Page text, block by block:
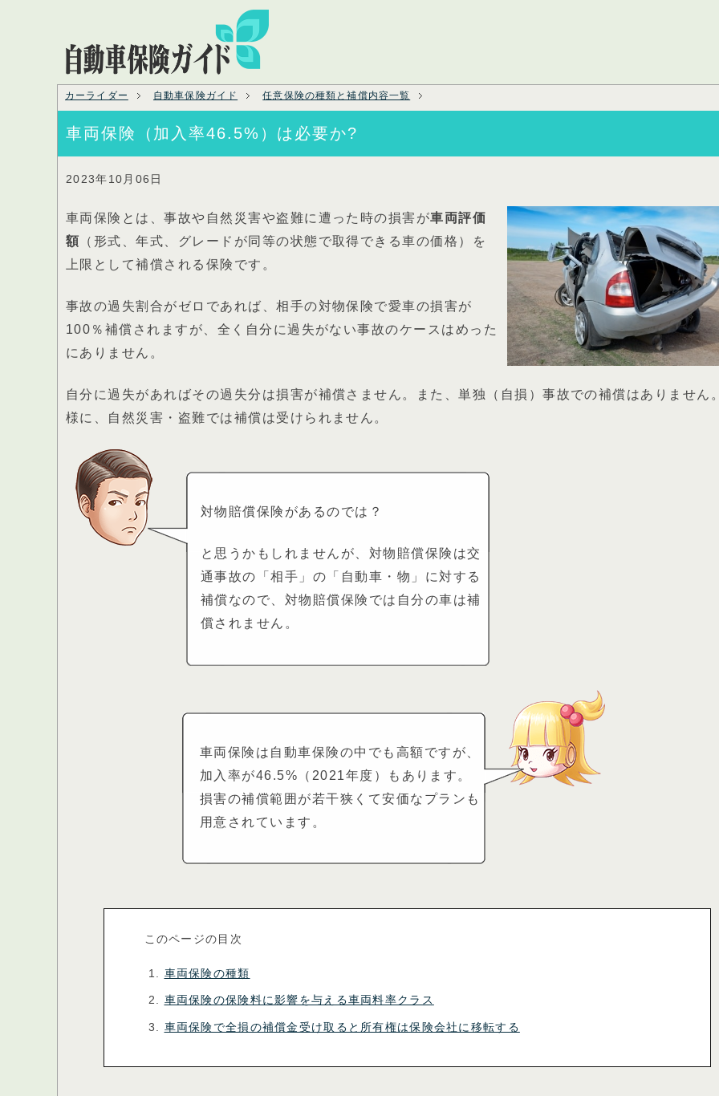
カーライダー 自動車保険ガイド 任意保険の種類と補償内容一覧
車両保険（加入率46.5%）は必要か?
2023年10月06日
車両保険とは、事故や自然災害や盗難に遭った時の損害が車両評価
額 （形式、年式、グレードが同等の状態で取得できる車の価格）を
上限として補償される保険です。
事故の過失割合がゼロであれば、相手の対物保険で愛車の損害が
100％補償されますが、全く自分に過失がない事故のケースはめった
にありません。
自分に過失があればその過失分は損害が補償さません。また、単独（自損）事故での補償はありません
様に、自然災害・盗難では補償は受けられません。
対物賠償保険があるのでは？
と思うかもしれませんが、対物賠償保険は交
通事故の「相手」の「自動車・物」に対する
補償なので、対物賠償保険では自分の車は補
償されません。
車両保険は自動車保険の中でも高額ですが、
加入率が46.5%（2021年度）もあります。
損害の補償範囲が若干狭くて安価なプランも
用意されています。
このページの目次
車両保険の種類
車両保険の保険料に影響を与える車両料率クラス
車両保険で全損の補償金受け取ると所有権は保険会社に移転する